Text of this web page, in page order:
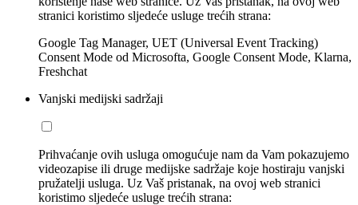
stranici koristimo sljedeće usluge trećih strana:
Google Tag Manager, UET (Universal Event Tracking)
Consent Mode od Microsofta, Google Consent Mode, Klarna,
Freshchat
Vanjski medijski sadržaji
Prihvaćanje ovih usluga omogućuje nam da Vam pokazujemo
videozapise ili druge medijske sadržaje koje hostiraju vanjski
pružatelji usluga. Uz Vaš pristanak, na ovoj web stranici
koristimo sljedeće usluge trećih strana: